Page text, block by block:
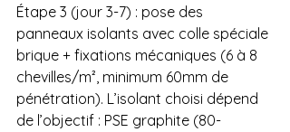
Étape 3 (jour 3-7) : pose des
panneaux isolants avec colle spéciale
brique + fixations mécaniques (6 à 8
chevilles/m², minimum 60mm de
pénétration). L’isolant choisi dépend
de l’objectif : PSE graphite (80-